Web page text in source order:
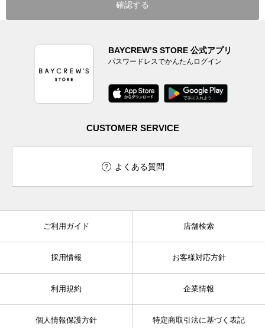
確認する
BAYCREW’S STORE 公式アプリ
パスワードレスでかんたんログイン
CUSTOMER SERVICE
よくある質問
ご利用ガイド 店舗検索
採用情報 お客様対応方針
利用規約 企業情報
個人情報保護方針 特定商取引法に基づく表記